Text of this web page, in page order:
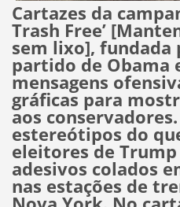
Cartazes da
Trash Free’
sem lixo], fundada
partido de Obama
mensagens
gráficas para
aos
estereótipos do
eleitores de
adesivos colados
nas estações de